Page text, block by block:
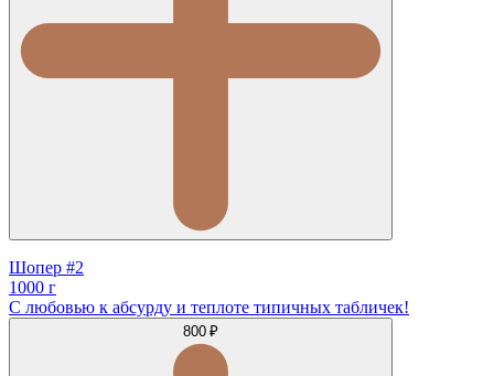
Шопер #2
1000 г
С любовью к абсурду и теплоте типичных табличек!
800 ₽